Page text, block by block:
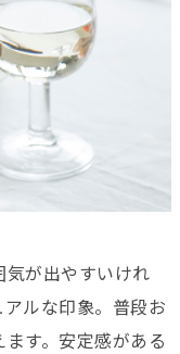
気が出やすいけれ
ルな印象。普段お
す。安定感がある